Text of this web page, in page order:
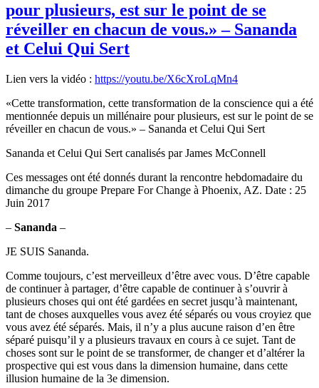
pour plusieurs, est sur le point de se
réveiller en chacun de vous.» – Sananda
et Celui Qui Sert
Lien vers la vidéo : https://youtu.be/X6cXroLqMn4
«Cette transformation, cette transformation de la conscience qui a été
mentionnée depuis un millénaire pour plusieurs, est sur le point de se
réveiller en chacun de vous.» – Sananda et Celui Qui Sert
Sananda et Celui Qui Sert canalisés par James McConnell
Ces messages ont été donnés durant la rencontre hebdomadaire du
dimanche du groupe Prepare For Change à Phoenix, AZ. Date : 25
Juin 2017
– Sananda –
JE SUIS Sananda.
Comme toujours, c’est merveilleux d’être avec vous. D’être capable
de continuer à partager, d’être capable de continuer à s’ouvrir à
plusieurs choses qui ont été gardées en secret jusqu’à maintenant,
tant de choses auxquelles vous avez été séparés ou vous croyiez que
vous avez été séparés. Mais, il n’y a plus aucune raison d’en être
séparé puisqu’il y a plusieurs travaux en cours à ce sujet. Tant de
choses sont sur le point de se transformer, de changer et d’altérer la
prospective qui est vous dans la dimension humaine, dans cette
illusion humaine de la 3e dimension.